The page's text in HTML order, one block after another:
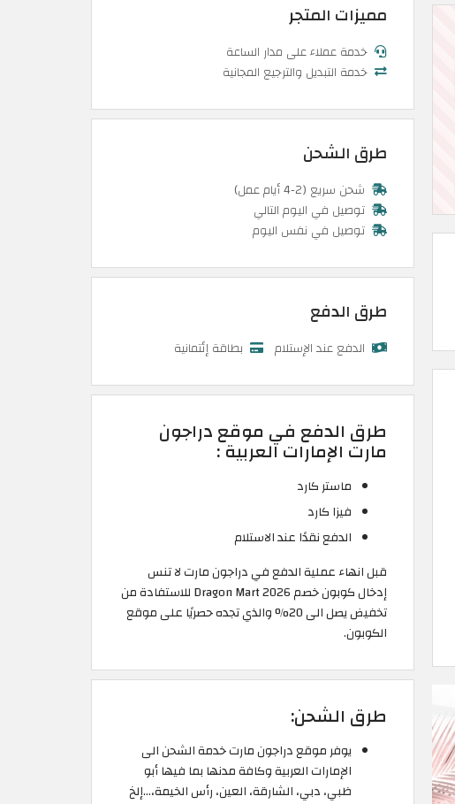
مميزات المتجر
خدمة عملاء على مدار الساعة
خدمة التبديل والترجيع المجانية
طرق الشحن
شحن سريع (2-4 أيام عمل)
توصيل في اليوم التالي
توصيل في نفس اليوم
طرق الدفع
الدفع عند الإستلام بطاقة إئتمانية
طرق الدفع في موقع دراجون
مارت الإمارات العربية :
ماستر كارد
فيزا كارد
الدفع نقدًا عند الاستلام
قبل انهاء عملية الدفع في دراجون مارت لا تنس
إدخال كوبون خصم Dragon Mart 2026 للاستفادة من
تخفيض يصل الى 20% والذي تجده حصريًا على موقع
الكوبون.
طرق الشحن:
يوفر موقع دراجون مارت خدمة الشحن الى
الإمارات العربية وكافة مدنها بما فيها أبو
ظبي، دبي، الشارقة، العين، رأس الخيمة،…إلخ